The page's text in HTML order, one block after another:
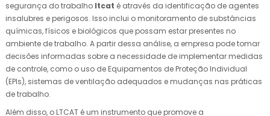
segurança do trabalho ltcat é através da identificação de agentes
insalubres e perigosos. Isso inclui o monitoramento de substâncias
químicas, físicos e biológicos que possam estar presentes no
ambiente de trabalho. A partir dessa análise, a empresa pode tomar
decisões informadas sobre a necessidade de implementar medidas
de controle, como o uso de Equipamentos de Proteção Individual
(EPIs), sistemas de ventilação adequados e mudanças nas práticas
de trabalho.
Além disso, o LTCAT é um instrumento que promove a